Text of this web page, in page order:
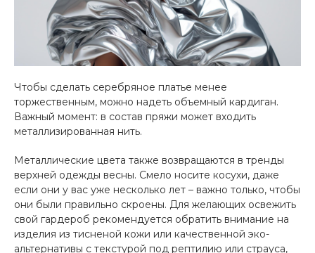
Чтобы сделать серебряное платье менее
торжественным, можно надеть объемный кардиган.
Важный момент: в состав пряжи может входить
металлизированная нить.
Металлические цвета также возвращаются в тренды
верхней одежды весны. Смело носите косухи, даже
если они у вас уже несколько лет – важно только, чтобы
они были правильно скроены. Для желающих освежить
свой гардероб рекомендуется обратить внимание на
изделия из тисненой кожи или качественной эко-
альтернативы с текстурой под рептилию или страуса,